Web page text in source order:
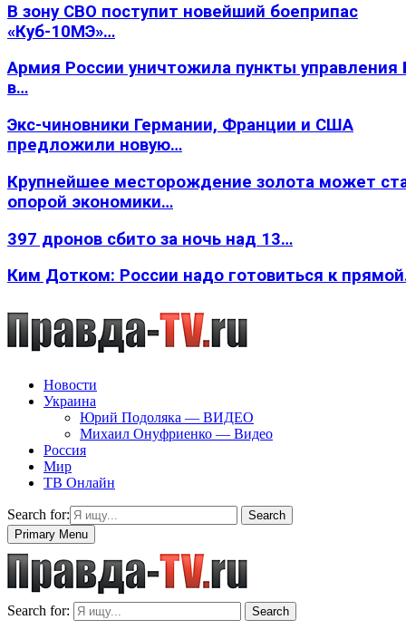
В зону СВО поступит новейший боеприпас
«Куб-10МЭ»…
Армия России уничтожила пункты
в…
Экс-чиновники Германии, Франции и США
предложили новую…
Крупнейшее месторождение золота может
опорой экономики…
397 дронов сбито за ночь над 13…
Ким Дотком: России надо готовиться к
Новости
Украина
Юрий Подоляка — ВИДЕО
Михаил Онуфриенко — Видео
Россия
Мир
ТВ Онлайн
Search for:
Search
Primary Menu
Search for: Search